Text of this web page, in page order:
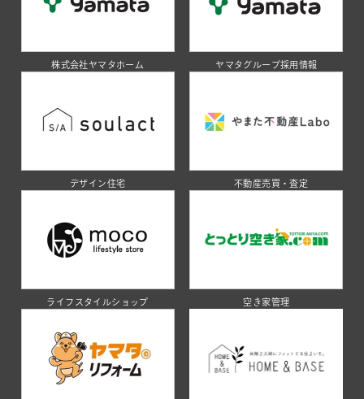
株式会社ヤマタホーム ヤマタグループ採用情報
デザイン住宅 不動産売買・査定
ライフスタイルショップ 空き家管理